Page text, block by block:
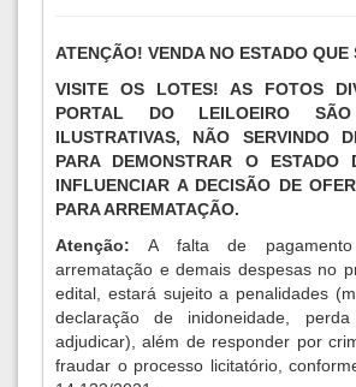
ATENÇÃO! VENDA NO ESTADO QUE
VISITE OS LOTES! AS FOTOS
PORTAL DO LEILOEIRO SÃO
ILUSTRATIVAS, NÃO SERVINDO
PARA DEMONSTRAR O ESTADO
INFLUENCIAR A DECISÃO DE
PARA ARREMATAÇÃO.
Atenção:A falta de
arrematação e demais despesas no
edital, estará sujeito a penalidades
declaração de inidoneidade,
adjudicar), além de responder por
fraudar o processo licitatório,